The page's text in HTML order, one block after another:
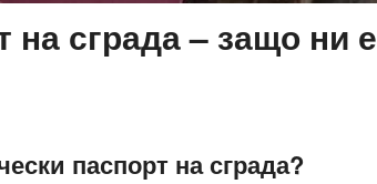
на сграда – защо ни е
паспорт на сграда?